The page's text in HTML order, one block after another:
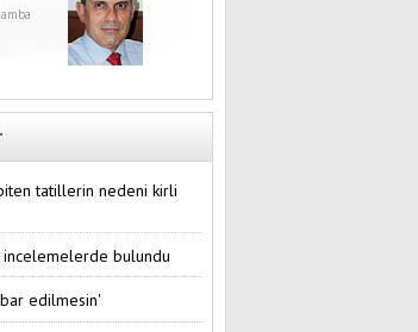
tatillerin nedeni kirli
incelemelerde bulundu
edilmesin'